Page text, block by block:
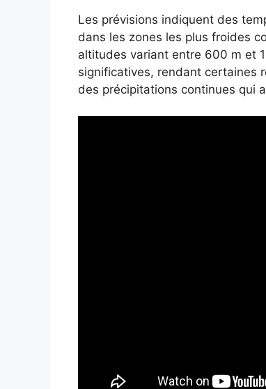
Les prévisions indiquent des
dans les zones les plus froides
altitudes variant entre 600 m et
significatives, rendant certaines
des précipitations continues qui